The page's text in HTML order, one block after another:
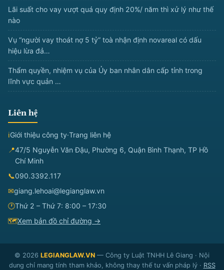
Lãi suất cho vay vượt quá quy định 20%/ năm thì xử lý như thế
nào
Vụ “người vay thoát nợ 5 tỷ” toà nhận định novareal có dấu
hiệu lừa đả…
Thẩm quyền, nhiệm vụ của Ủy ban nhân dân cấp tỉnh trong
lĩnh vực quản …
Liên hệ
ℹGiới thiệu công ty·Trang liên hệ
📍47/5 Nguyễn Văn Đậu, Phường 6, Quận Bình Thạnh, TP Hồ
Chí Minh
📞090.3392.117
✉giang.lehoai@legianglaw.vn
🕐Thứ 2 – Thứ 7: 8:00 – 17:30
🗺Xem bản đồ chỉ đường →
© 2026 LEGIANGLAW.VN — Công ty Luật TNHH Lê Giang · Nội
dung chỉ mang tính tham khảo, không thay thế tư vấn pháp lý · RSS